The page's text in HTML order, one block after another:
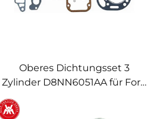
Oberes Dichtungsset 3
Zylinder D8NN6051AA für Ford
New Holland 2910 3610 3910
4110 4610 3230 3430 3930 4130